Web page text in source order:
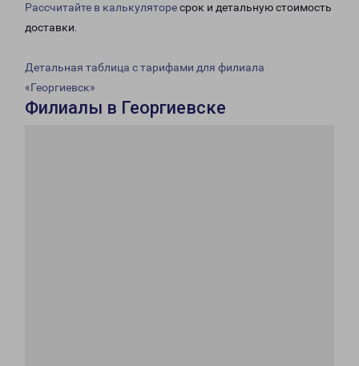
Рассчитайте в калькуляторесрок и детальную стоимость
доставки.
Детальная таблица с тарифами для филиала
«Георгиевск»
Филиалы в Георгиевске